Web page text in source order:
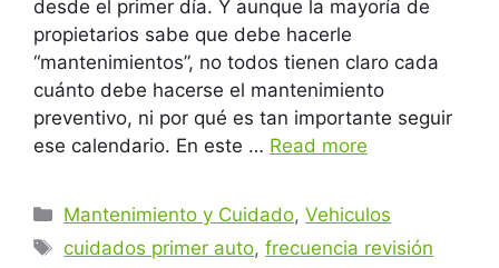
desde el primer día. Y aunque la mayoría de
propietarios sabe que debe hacerle
“mantenimientos”, no todos tienen claro cada
cuánto debe hacerse el mantenimiento
preventivo, ni por qué es tan importante seguir
ese calendario. En este … Read more
Categories
Mantenimiento y Cuidado,Vehiculos
Tags
cuidados primer auto,frecuencia revisión